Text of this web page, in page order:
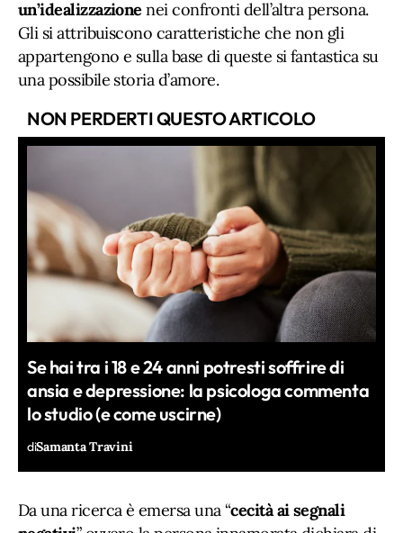
un’idealizzazione nei confronti dell’altra persona.
Gli si attribuiscono caratteristiche che non gli
appartengono e sulla base di queste si fantastica su
una possibile storia d’amore.
NON PERDERTI QUESTO ARTICOLO
Se hai tra i 18 e 24 anni potresti soffrire di
ansia e depressione: la psicologa commenta
lo studio (e come uscirne)
diSamanta Travini
Da una ricerca è emersa una “cecità ai segnali